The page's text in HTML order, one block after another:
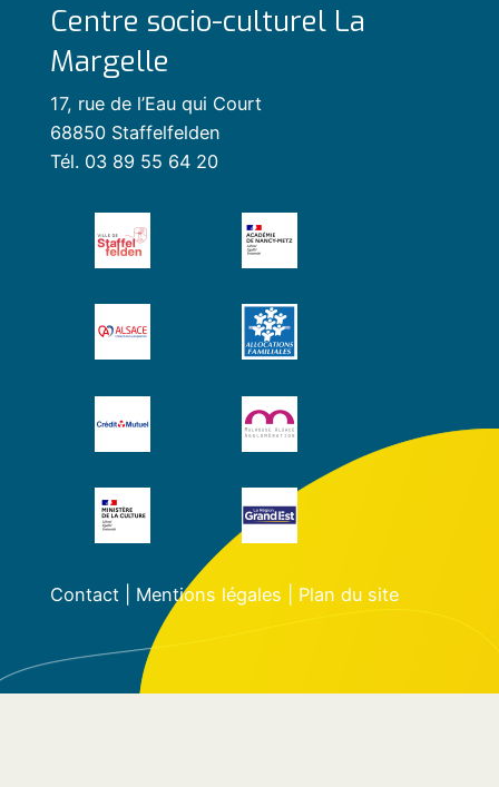
Centre socio-culturel La
Margelle
17, rue de l’Eau qui Court
68850 Staffelfelden
Tél. 03 89 55 64 20
Contact| Mentions légales Plan du site